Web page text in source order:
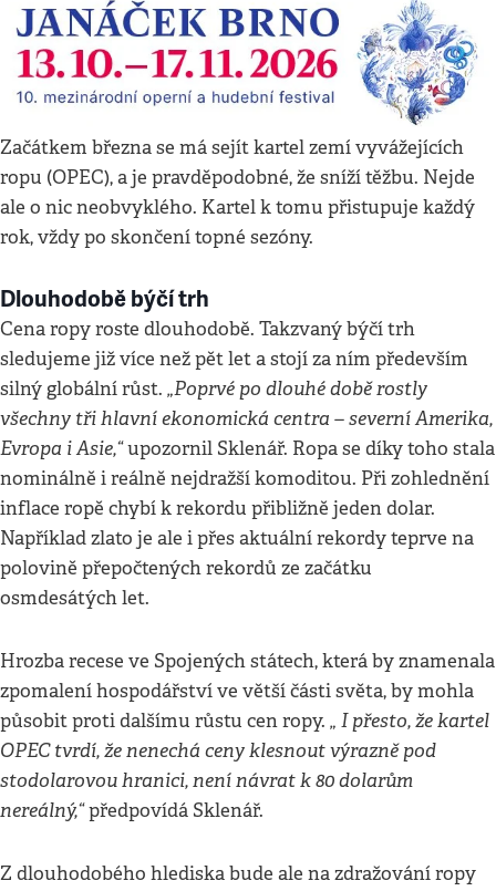
Začátkem března se má sejít kartel zemí vyvážejících
ropu (OPEC), a je pravděpodobné, že sníží těžbu. Nejde
ale o nic neobvyklého. Kartel k tomu přistupuje každý
rok, vždy po skončení topné sezóny.
Dlouhodobě býčí trh
Cena ropy roste dlouhodobě. Takzvaný býčí trh
sledujeme již více než pět let a stojí za ním především
silný globální růst. „Poprvé po dlouhé době rostly
všechny tři hlavní ekonomická centra – severní Amerika,
Evropa i Asie,“upozornil Sklenář. Ropa se díky toho stala
nominálně i reálně nejdražší komoditou. Při zohlednění
inflace ropě chybí k rekordu přibližně jeden dolar.
Například zlato je ale i přes aktuální rekordy teprve na
polovině přepočtených rekordů ze začátku
osmdesátých let.
Hrozba recese ve Spojených státech, která by znamenala
zpomalení hospodářství ve větší části světa, by mohla
působit proti dalšímu růstu cen ropy. „ I přesto, že kartel
OPEC tvrdí, že nenechá ceny klesnout výrazně pod
stodolarovou hranici, není návrat k 80 dolarům
nereálný,“předpovídá Sklenář.
Z dlouhodobého hlediska bude ale na zdražování ropy